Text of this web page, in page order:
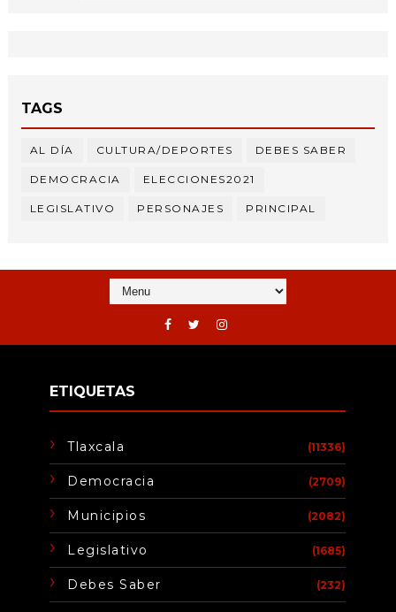
TAGS
AL DÍA CULTURA/DEPORTES DEBES SABER
DEMOCRACIA ELECCIONES2021
LEGISLATIVO PERSONAJES PRINCIPAL
ETIQUETAS
Tlaxcala (11336)
Democracia (2709)
Municipios (2082)
Legislativo (1685)
Debes Saber (232)